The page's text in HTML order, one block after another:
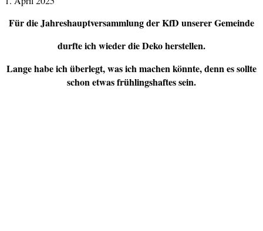
Für die Jahreshauptversammlung der KfD unserer Gemeinde
durfte ich wieder die Deko herstellen.
Lange habe ich überlegt, was ich machen könnte, denn es sollte
schon etwas frühlingshaftes sein.